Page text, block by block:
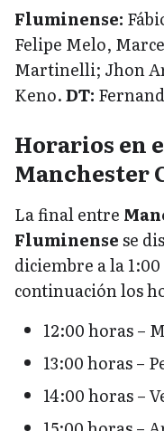
Fluminense:
Felipe Melo,
Martinelli; Jhon
Keno.DT:
Horarios en
Manchester
La final entre
Fluminensese
diciembre a la
continuación los
12:00 horas –
13:00 horas –
14:00 horas –